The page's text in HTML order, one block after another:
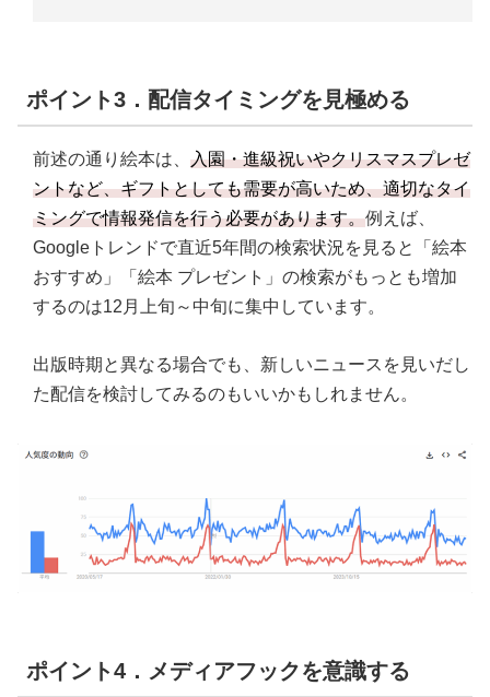
ポイント3．配信タイミングを見極める
前述の通り絵本は、 入園・進級祝いやクリスマスプレゼ
ントなど、ギフトとしても需要が高いため、適切なタイ
ミングで情報発信を行う必要があります。例えば、
Googleトレンドで直近5年間の検索状況を見ると「絵本
おすすめ」「絵本 プレゼント」の検索がもっとも増加
するのは12月上旬～中旬に集中しています。
出版時期と異なる場合でも、新しいニュースを見いだし
た配信を検討してみるのもいいかもしれません。
ポイント4．メディアフックを意識する